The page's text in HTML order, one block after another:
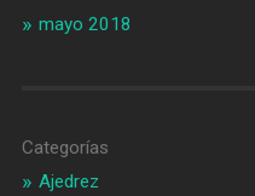
mayo 2018
Categorías
Ajedrez